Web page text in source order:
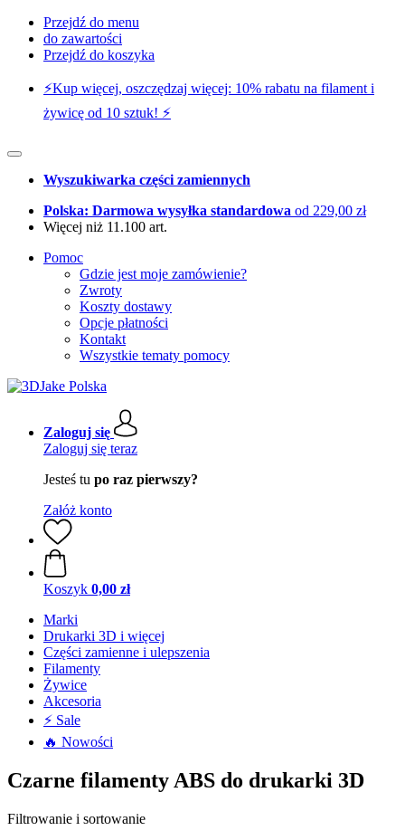
Przejdź do menu
do zawartości
Przejdź do koszyka
⚡️Kup więcej, oszczędzaj więcej: 10% rabatu na filament i
żywicę od 10 sztuk! ⚡️
Wyszukiwarka części zamiennych
Polska: Darmowa wysyłka standardowa od 229,00 zł
Więcej niż 11.100 art.
Pomoc
Gdzie jest moje zamówienie?
Zwroty
Koszty dostawy
Opcje płatności
Kontakt
Wszystkie tematy pomocy
Zaloguj się
Zaloguj się teraz
Jesteś tu po raz pierwszy?
Załóż konto
Koszyk 0,00 zł
Marki
Drukarki 3D i więcej
Części zamienne i ulepszenia
Filamenty
Żywice
Akcesoria
⚡ Sale
🔥 Nowości
Czarne filamenty ABS do drukarki 3D
Filtrowanie i sortowanie